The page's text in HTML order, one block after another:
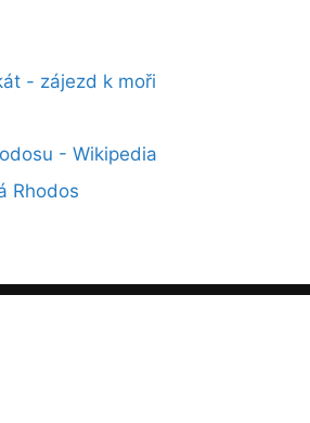
- zájezd k moři
- Wikipedia
Rhodos